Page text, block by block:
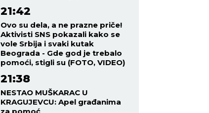
21:42
Ovo su dela, a ne prazne priče!
Aktivisti SNS pokazali kako se
vole Srbija i svaki kutak
Beograda - Gde god je trebalo
pomoći, stigli su (FOTO, VIDEO)
21:38
NESTAO MUŠKARAC U
KRAGUJEVCU: Apel građanima